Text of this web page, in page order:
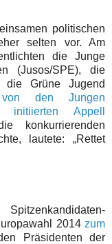
politischen
selten vor. Am
die Junge
(Jusos/SPE), die
die Grüne Jugend
von den Jungen
initiierten Appell
konkurrierenden
lautete: „Rettet
2014 zum
Präsidenten der